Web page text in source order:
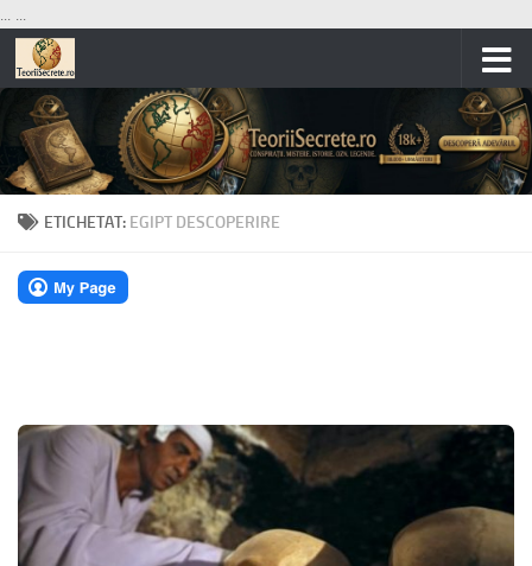
... ...
Skip to content
ETICHETAT: EGIPT DESCOPERIRE